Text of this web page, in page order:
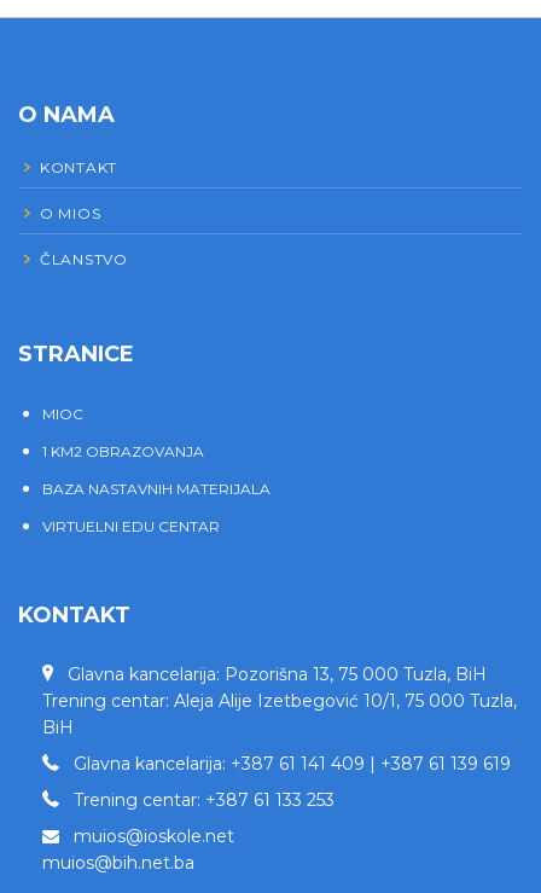
O NAMA
KONTAKT
O MIOS
ČLANSTVO
STRANICE
MIOC
1 KM2 OBRAZOVANJA
BAZA NASTAVNIH MATERIJALA
VIRTUELNI EDU CENTAR
KONTAKT
Glavna kancelarija: Pozorišna 13, 75 000 Tuzla, BiH
Trening centar: Aleja Alije Izetbegović 10/1, 75 000 Tuzla,
BiH
Glavna kancelarija: +387 61 141 409 | +387 61 139 619
Trening centar: +387 61 133 253
muios@ioskole.net
muios@bih.net.ba